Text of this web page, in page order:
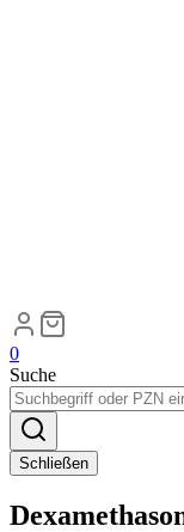
0
Suche
Schließen